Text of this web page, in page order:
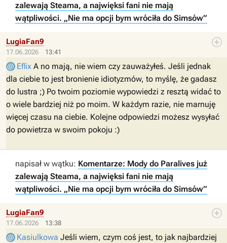
zalewają Steama, a najwięksi fani nie mają
wątpliwości. „Nie ma opcji bym wróciła do Simsów”
17.06.2026 13:41
LugiaFan9
Eflix A no mają, nie wiem czy zauważyłeś. Jeśli jednak
dla ciebie to jest bronienie idiotyzmów, to myślę, że gadasz
do lustra ;) Po twoim poziomie wypowiedzi z resztą widać to
o wiele bardziej niż po moim. W każdym razie, nie marnuję
więcej czasu na ciebie. Kolejne odpowiedzi możesz wysyłać
do powietrza w swoim pokoju :)
napisał w wątku: Komentarze: Mody do Paralives już
zalewają Steama, a najwięksi fani nie mają
wątpliwości. „Nie ma opcji bym wróciła do Simsów”
17.06.2026 13:38
LugiaFan9
Kasiulkowa Jeśli wiem, czym coś jest, to jak najbardziej